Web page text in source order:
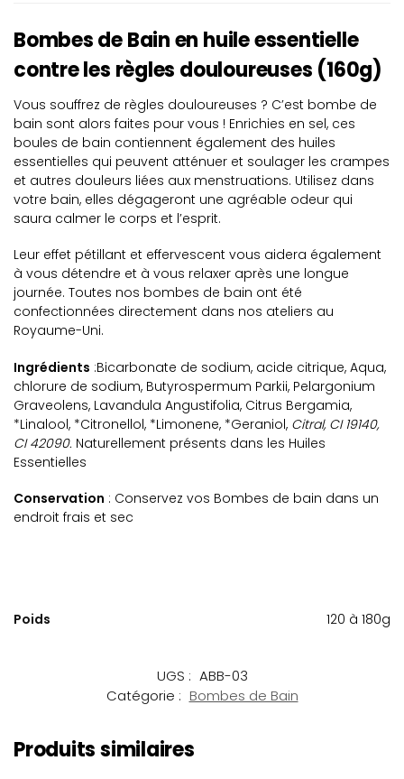
Bombes de Bain en huile essentielle
contre les règles douloureuses (160g)
Vous souffrez de règles douloureuses ? C’est bombe de
bain sont alors faites pour vous ! Enrichies en sel, ces
boules de bain contiennent également des huiles
essentielles qui peuvent atténuer et soulager les crampes
et autres douleurs liées aux menstruations. Utilisez dans
votre bain, elles dégageront une agréable odeur qui
saura calmer le corps et l’esprit.
Leur effet pétillant et effervescent vous aidera également
à vous détendre et à vous relaxer après une longue
journée. Toutes nos bombes de bain ont été
confectionnées directement dans nos ateliers au
Royaume-Uni.
Ingrédients :Bicarbonate de sodium, acide citrique, Aqua,
chlorure de sodium, Butyrospermum Parkii, Pelargonium
Graveolens, Lavandula Angustifolia, Citrus Bergamia,
*Linalool, *Citronellol, *Limonene, *Geraniol, Citral, CI 19140,
CI 42090. Naturellement présents dans les Huiles
Essentielles
Conservation : Conservez vos Bombes de bain dans un
endroit frais et sec
Poids 120 à 180g
UGS : ABB-03
Catégorie : Bombes de Bain
Produits similaires